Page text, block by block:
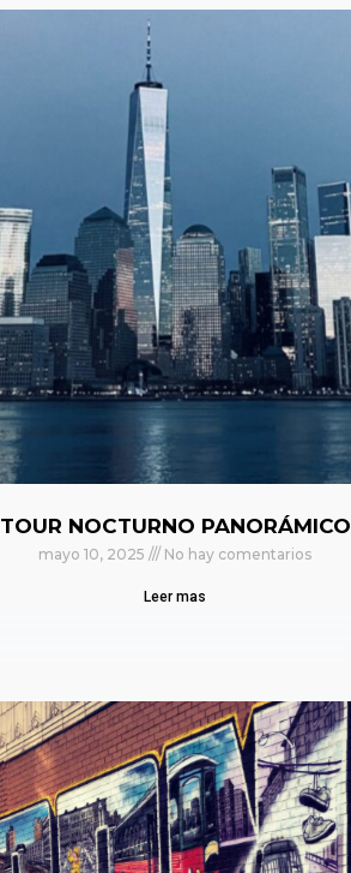
TOUR NOCTURNO PANORÁMICO
mayo 10, 2025 No hay comentarios
Leer mas